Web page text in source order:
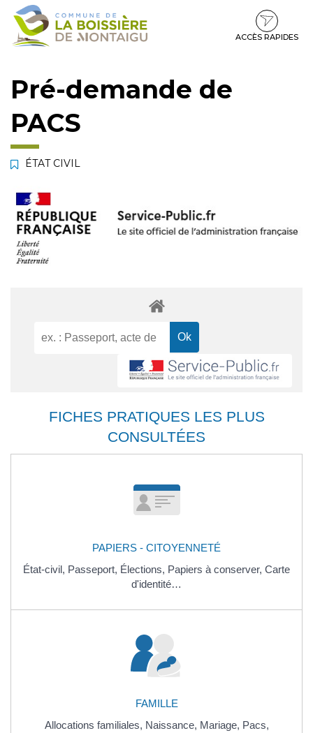
Gestion des traceurs
Aller
Aller
contenu
Aller
pied
ACCÈS RAPIDES
Pré-demande de
PACS
ÉTAT CIVIL
FICHES PRATIQUES LES PLUS
CONSULTÉES
PAPIERS - CITOYENNETÉ
État-civil, Passeport, Élections, Papiers à conserver, Carte
d'identité…
FAMILLE
Allocations familiales, Naissance, Mariage, Pacs,